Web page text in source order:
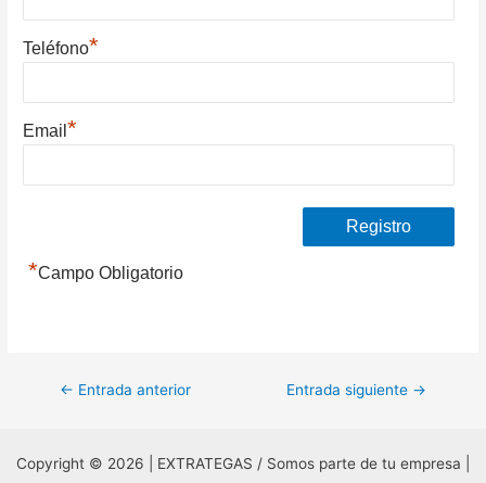
Teléfono*
Email*
*Campo Obligatorio
Navegación
entradas
← Entrada anterior Entrada siguiente →
Copyright © 2026 | EXTRATEGAS / Somos parte de tu empresa |